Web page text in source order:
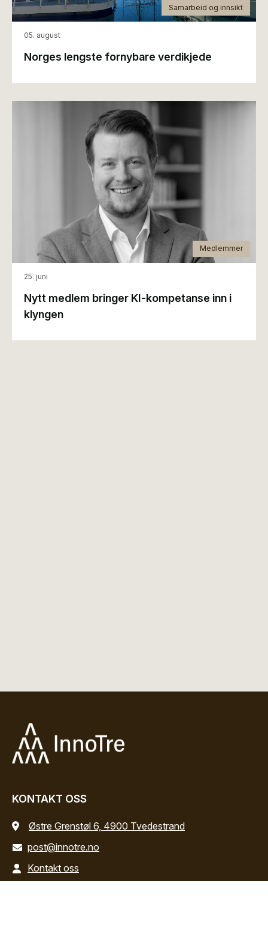
Samarbeid og innsikt
05. august
Norges lengste fornybare verdikjede
Medlemmer
25. juni
Nytt medlem bringer KI-kompetanse inn i
klyngen
KONTAKT OSS
Østre Grenstøl 6, 4900 Tvedestrand
post@innotre.no
Kontakt oss